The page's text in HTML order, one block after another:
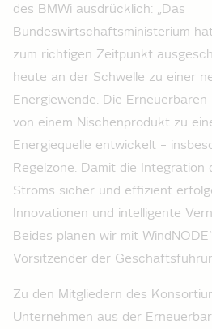
des BMWi ausdrücklich: „Das
Bundeswirtschaftsministerium
zum richtigen Zeitpunkt
heute an der Schwelle zu einer
Energiewende. Die
von einem Nischenprodukt zu
Energiequelle entwickelt –
Regelzone. Damit die Integration
Stroms sicher und effizient
Innovationen und intelligente
Beides planen wir mit
Vorsitzender der
Zu den Mitgliedern des
Unternehmen aus der